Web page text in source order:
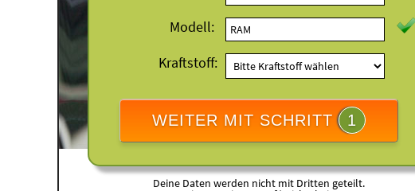
Modell:
Kraftstoff:
WEITER MIT SCHRITT 1
Deine Daten werden nicht mit Dritten geteilt.